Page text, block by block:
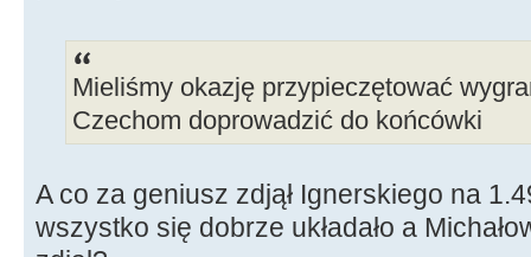
Mieliśmy okazję przypieczętować
Czechom doprowadzić do końcówki
A co za geniusz zdjął Ignerskiego na
wszystko się dobrze układało a